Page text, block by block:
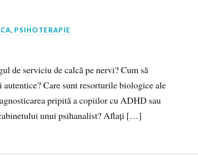
, PSIHOTERAPIE
de serviciu de calcă pe nervi? Cum să
Care sunt resorturile biologice ale
pripită a copiilor cu ADHD sau
unui psihanalist? Aflați […]